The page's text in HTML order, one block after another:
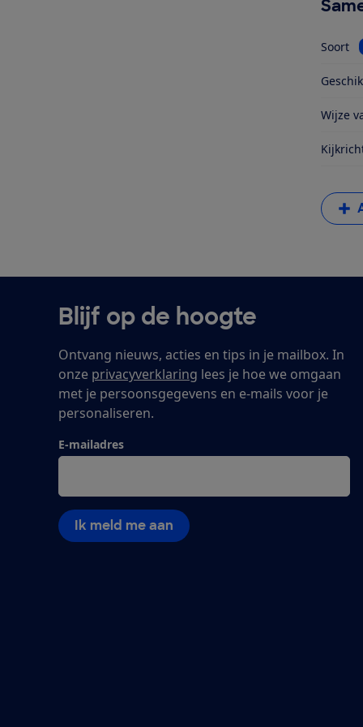
Soort
Wijze
Blijf op de hoogte
Ontvang nieuws, acties en tips in je mailbox. In
onze privacyverklaring lees je hoe we omgaan
met je persoonsgegevens en e-mails voor je
personaliseren.
E-mailadres
Ik meld me aan